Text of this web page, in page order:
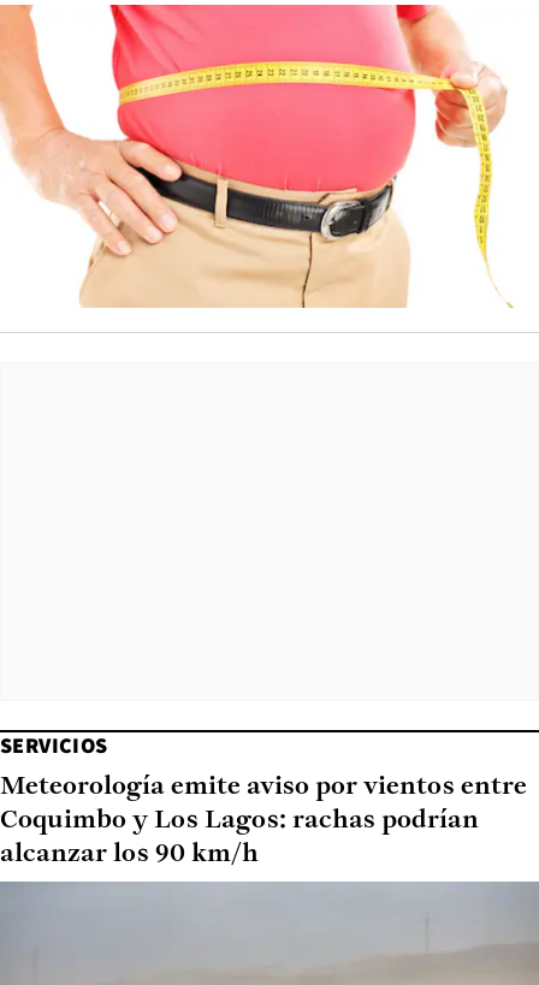
SERVICIOS
Meteorología emite aviso por vientos entre
Coquimbo y Los Lagos: rachas podrían
alcanzar los 90 km/h